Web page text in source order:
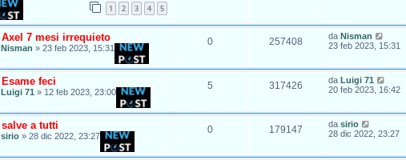
1 2 3 4 5
Axel 7 mesi irrequieto
Nisman » 23 feb 2023, 15:31
0 257408 da Nisman
23 feb 2023, 15:31
Esame feci
Luigi 71 » 12 feb 2023, 23:00
5 317426 da Luigi 71
20 feb 2023, 16:42
salve a tutti
sirio » 28 dic 2022, 23:27
0 179147 da sirio
28 dic 2022, 23:27